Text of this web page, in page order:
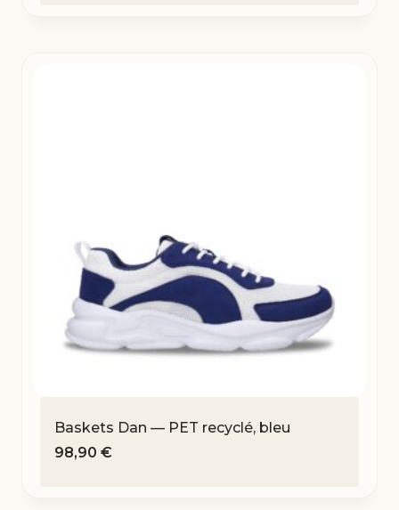
Baskets Dan — PET recyclé, bleu
98,90 €